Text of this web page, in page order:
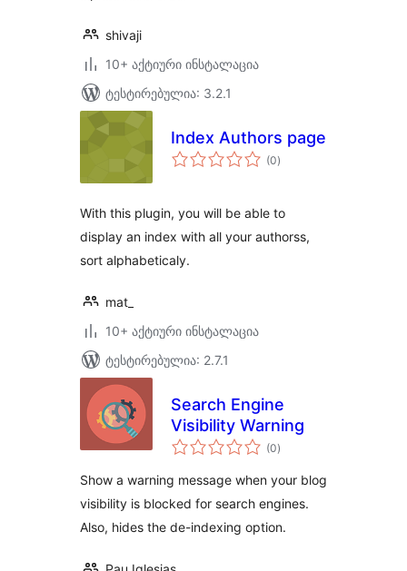
shivaji
10+ აქტიური ინსტალაცია
ტესტირებულია: 3.2.1
Index Authors page
(0საერთო
რეიტინგი
)
With this plugin, you will be able to
display an index with all your authorss,
sort alphabeticaly.
mat_
10+ აქტიური ინსტალაცია
ტესტირებულია: 2.7.1
Search Engine
Visibility Warning
(0საერთო
რეიტინგი
)
Show a warning message when your blog
visibility is blocked for search engines.
Also, hides the de-indexing option.